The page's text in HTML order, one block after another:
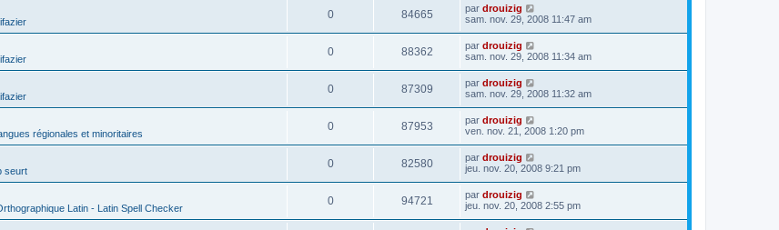
0 84665 par drouizig
sam. nov. 29, 2008 11:47 am
0 88362 par drouizig
sam. nov. 29, 2008 11:34 am
0 87309 par drouizig
sam. nov. 29, 2008 11:32 am
régionales et minoritaires
0 87953 par drouizig
ven. nov. 21, 2008 1:20 pm
seurt
0 82580 par drouizig
jeu. nov. 20, 2008 9:21 pm
Latin - Latin Spell Checker
0 94721 par drouizig
jeu. nov. 20, 2008 2:55 pm